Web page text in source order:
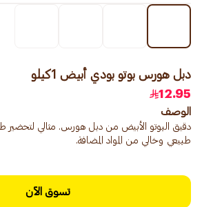
دبل هورس بوتو بودي أبيض 1كيلو
12.95
الوصف
دقيق البوتو الأبيض من دبل هورس. مثالي لتحضير
طبيعي وخالي من المواد المضافة.
تسوق الآن